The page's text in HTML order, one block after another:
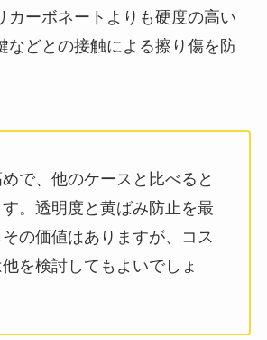
カーボネートよりも硬度の高い
などとの接触による擦り傷を防
で、他のケースと比べると
。透明度と黄ばみ防止を最
の価値はありますが、コス
を検討してもよいでしょ